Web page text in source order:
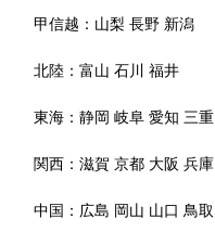
甲信越： 山梨 長野 新潟
北陸：富山 石川 福井
東海：静岡 岐阜 愛知 三重
関西：滋賀 京都 大阪 兵庫
中国： 広島 岡山 山口 鳥取